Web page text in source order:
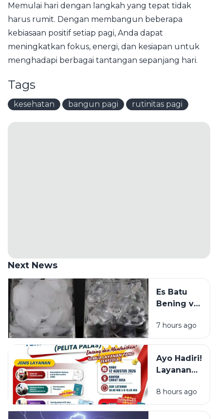
Memulai hari dengan langkah yang tepat tidak
harus rumit. Dengan membangun beberapa
kebiasaan positif setiap pagi, Anda dapat
meningkatkan fokus, energi, dan kesiapan untuk
menghadapi berbagai tantangan sepanjang hari.
Tags
kesehatan bangun pagi rutinitas pagi
Next News
Es Batu
Bening vs
Putih, Apa
Bedanya?
7 hours ago
Ayo Hadiri!
Layanan
Pajak Dan
Paspor
8 hours ago